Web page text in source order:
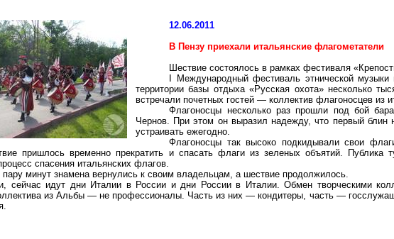
12.06.2011
В Пензу приехали итальянские флагометатели
Шествие состоялось в рамках фестиваля
I Международный фестиваль этнической
территории базы отдыха «Русская охота» несколько
встречали почетных гостей — коллектив флагоносцев из
Флагоносцы несколько раз прошли под бой
Чернов. При этом он выразил надежду, что первый
устраивать ежегодно.
Флагоносцы так высоко подкидывали свои
пришлось временно прекратить и спасать флаги из зеленых объятий.
спасения итальянских флагов.
пару минут знамена вернулись к своим владельцам, а шествие продолжилось.
сейчас идут дни Италии в России и дни России в Италии. Обмен творческими
из Альбы — не профессионалы. Часть из них — кондитеры, часть —